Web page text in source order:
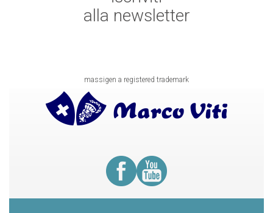
alla newsletter
massigen a registered trademark